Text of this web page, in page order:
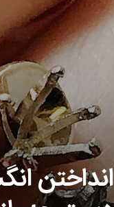
انداختن